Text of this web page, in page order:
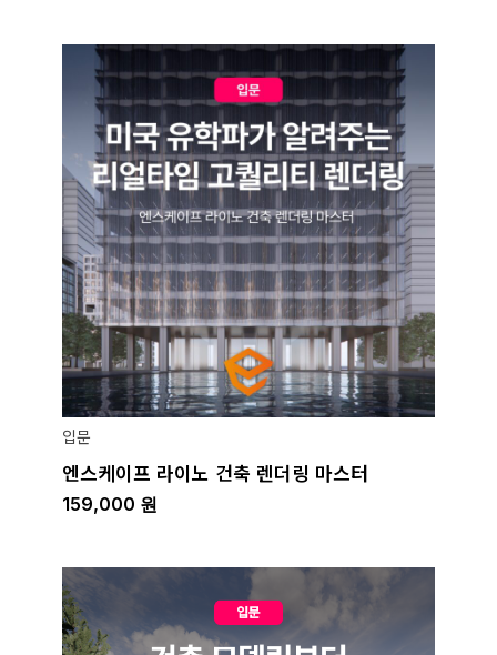
입문
엔스케이프 라이노 건축 렌더링 마스터
159,000 원